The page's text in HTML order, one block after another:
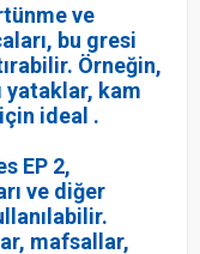
ve
bu gresi
Örneğin,
yataklar, kam
ideal .
EP 2,
ve diğer
mafsallar,